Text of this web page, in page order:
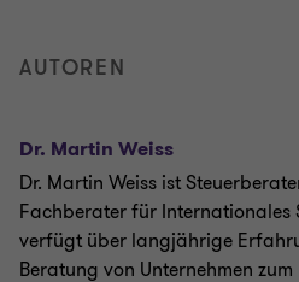
AUTOREN
Dr. Martin Weiss
Dr. Martin Weiss ist
Fachberater für Internationales
verfügt über langjährige
Beratung von Unternehmen